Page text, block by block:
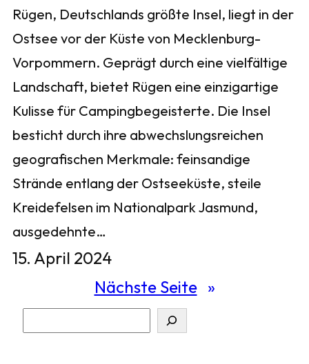
Rügen, Deutschlands größte Insel, liegt in der
Ostsee vor der Küste von Mecklenburg-
Vorpommern. Geprägt durch eine vielfältige
Landschaft, bietet Rügen eine einzigartige
Kulisse für Campingbegeisterte. Die Insel
besticht durch ihre abwechslungsreichen
geografischen Merkmale: feinsandige
Strände entlang der Ostseeküste, steile
Kreidefelsen im Nationalpark Jasmund,
ausgedehnte…
15. April 2024
Nächste Seite »